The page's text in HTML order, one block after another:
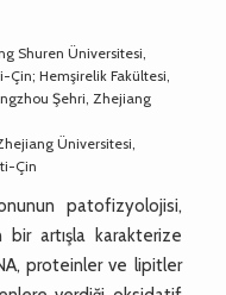
Shuren Üniversitesi,
Hemşirelik Fakültesi,
Şehri, Zhejiang
Üniversitesi,
Çin
patofizyolojisi,
artışla karakterize
proteinler ve lipitler